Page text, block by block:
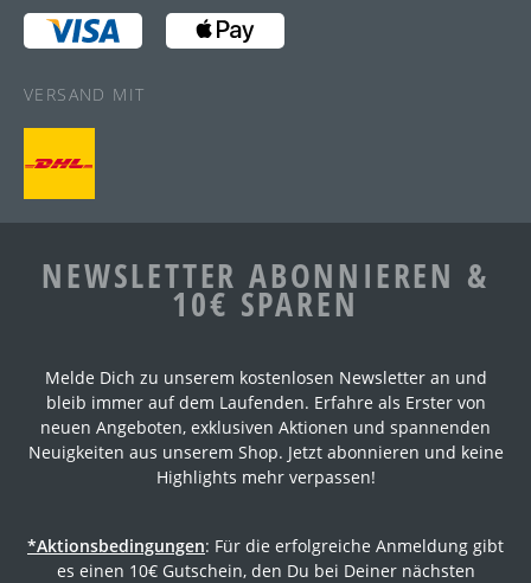
VERSAND MIT
NEWSLETTER ABONNIEREN &
10€ SPAREN
Melde Dich zu unserem kostenlosen Newsletter an und
bleib immer auf dem Laufenden. Erfahre als Erster von
neuen Angeboten, exklusiven Aktionen und spannenden
Neuigkeiten aus unserem Shop. Jetzt abonnieren und keine
Highlights mehr verpassen!
*Aktionsbedingungen: Für die erfolgreiche Anmeldung gibt
es einen 10€ Gutschein, den Du bei Deiner nächsten